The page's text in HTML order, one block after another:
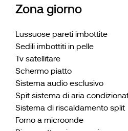
Zona giorno
Lussuose pareti imbottite
Sedili imbottiti in pelle
Tv satellitare
Schermo piatto
Sistema audio esclusivo
Spit sistema di aria
Sistema di riscaldamento split
Forno a microonde